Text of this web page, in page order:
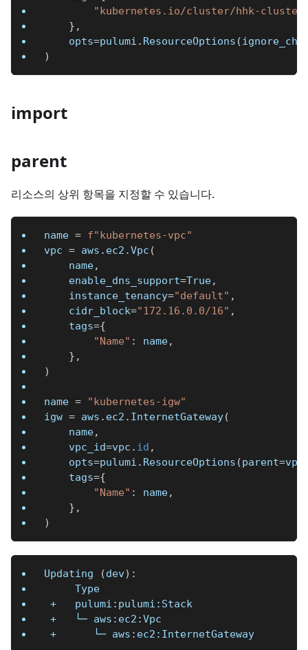
"kubernetes.io/cluster/hhk-
} ,
    opts
=pulumi . ResourceOptions (
)
import
parent
리소스의 상위 항목을 지정할 수 있습니다.
name = f"kubernetes-vpc"
vpc = aws . ec2 .Vpc (
    name
,
    enable_dns_support
=True,
    instance_tenancy
="default" ,
    cidr_block
="172.16.0.0/16" ,
    tags
={
"Name" : name,
} ,
)
name =
"kubernetes-igw"
igw = aws . ec2 . InternetGateway(
    name
,
    vpc_id
=vpc . id ,
    opts
=pulumi . ResourceOptions (parent=vpc
    tags
={
"Name" : name,
} ,
)
Updating (dev) :
Type
+   pulumi:pulumi:Stack
+   └─ aws:ec2:Vpc
+      └─ aws:ec2:InternetGateway